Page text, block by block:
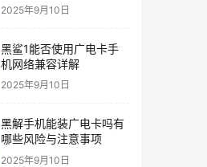
2025年9月10日
黑鲨1能否使用广电卡手
机网络兼容详解
2025年9月10日
黑解手机能装广电卡吗有
哪些风险与注意事项
2025年9月10日